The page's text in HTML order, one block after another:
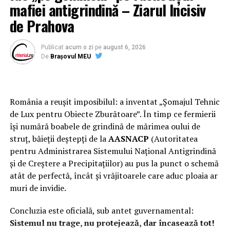
„Avem 33 pana la 40 la suta din buget bani destinati
strict pentru inzestrare. Sunt si masuri care tin de
cariera militara, de statutul militarului roman, de
imbunatatirea clitatii vetii militarului roman”, a declarat
Fifor.
multi asistati sociali pentru atragerea tinerilor in
armata , ministrul a spus ca programul e deschis tuturor
cetatenilor.
„Nu punem piedici nimanui, oricine poate sa acceseze
programul (…) Este un numar foarte mare de ani in care
intr-un fel legatura dintre Armata Romana si societate
poate ca a fost cumva slabita”, a declarat ministrul.
Mihai Fifor a fost prezent la Arad pentru a participa la
actiuni dedicate sarbatoririi Zilei Fortelor Terestre
mafiei antigrindină – Ziarul Incisiv
de Prahova
Publicat acum o zi pe august 6, 2026
De Brașovul MEU
România a reușit imposibilul: a inventat „Șomajul Tehnic
de Lux pentru Obiecte Zburătoare”. În timp ce fermierii
își numără boabele de grindină de mărimea oului de
struț, băieții deștepți de laAASNACP (Autoritatea
pentru Administrarea Sistemului Național Antigrindină
și de Creștere a Precipitațiilor) au pus la punct o schemă
atât de perfectă, încât și vrăjitoarele care aduc ploaia ar
muri de invidie.
Concluzia este oficială, sub antet guvernamental:
Sistemul nu trage, nu protejează, dar încasează tot!